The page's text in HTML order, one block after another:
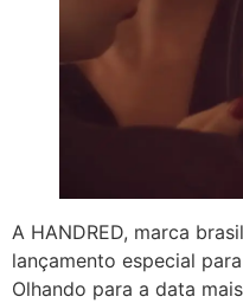
A HANDRED, marca
lançamento especial
Olhando para a data